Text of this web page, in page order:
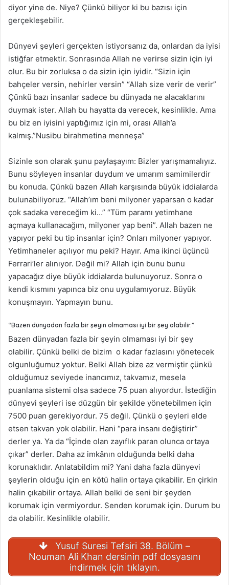
diyor yine de. Niye? Çünkü biliyor ki bu bazısı için
gerçekleşebilir.
Dünyevi şeyleri gerçekten istiyorsanız da, onlardan da iyisi
istiğfar etmektir. Sonrasında Allah ne verirse sizin için iyi
olur. Bu bir zorluksa o da sizin için iyidir. “Sizin için
bahçeler versin, nehirler versin” “Allah size verir de verir”
Çünkü bazı insanlar sadece bu dünyada ne alacaklarını
duymak ister. Allah bu hayatta da verecek, kesinlikle. Ama
bu biz en iyisini yaptığımız için mi, orası Allah’a
kalmış.”Nusibu birahmetina menneşa”
Sizinle son olarak şunu paylaşayım: Bizler yarışmamalıyız.
Bunu söyleyen insanlar duydum ve umarım samimilerdir
bu konuda. Çünkü bazen Allah karşısında büyük iddialarda
bulunabiliyoruz. “Allah’ım beni milyoner yaparsan o kadar
çok sadaka vereceğim ki…” “Tüm paramı yetimhane
açmaya kullanacağım, milyoner yap beni”. Allah bazen ne
yapıyor peki bu tip insanlar için? Onları milyoner yapıyor.
Yetimhaneler açılıyor mu peki? Hayır. Ama ikinci üçüncü
Ferrari’ler alınıyor. Değil mi? Allah için bunu bunu
yapacağız diye büyük iddialarda bulunuyoruz. Sonra o
kendi kısmını yapınca biz onu uygulamıyoruz. Büyük
konuşmayın. Yapmayın bunu.
“Bazen dünyadan fazla bir şeyin olmaması iyi bir şey olabilir.”
Bazen dünyadan fazla bir şeyin olmaması iyi bir şey
olabilir. Çünkü belki de bizim o kadar fazlasını yönetecek
olgunluğumuz yoktur. Belki Allah bize az vermiştir çünkü
olduğumuz seviyede inancımız, takvamız, mesela
puanlama sistemi olsa sadece 75 puan alıyordur. İstediğin
dünyevi şeyleri ise düzgün bir şekilde yönetebilmen için
7500 puan gerekiyordur. 75 değil. Çünkü o şeyleri elde
etsen takvan yok olabilir. Hani “para insanı değiştirir”
derler ya. Ya da “İçinde olan zayıflık paran olunca ortaya
çıkar” derler. Daha az imkânın olduğunda belki daha
korunaklıdır. Anlatabildim mi? Yani daha fazla dünyevi
şeylerin olduğu için en kötü halin ortaya çıkabilir. En çirkin
halin çıkabilir ortaya. Allah belki de seni bir şeyden
korumak için vermiyordur. Senden korumak için. Durum bu
da olabilir. Kesinlikle olabilir.
Yusuf Suresi Tefsiri 38. Bölüm –
Nouman Ali Khan dersinin pdf dosyasını
indirmek için tıklayın.